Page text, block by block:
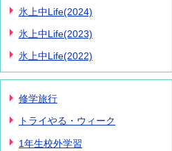
氷上中Life(2024)
氷上中Life(2023)
氷上中Life(2022)
修学旅行
トライやる・ウィーク
1年生校外学習